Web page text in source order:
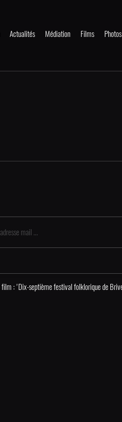
Actualités Médiation Films Photos